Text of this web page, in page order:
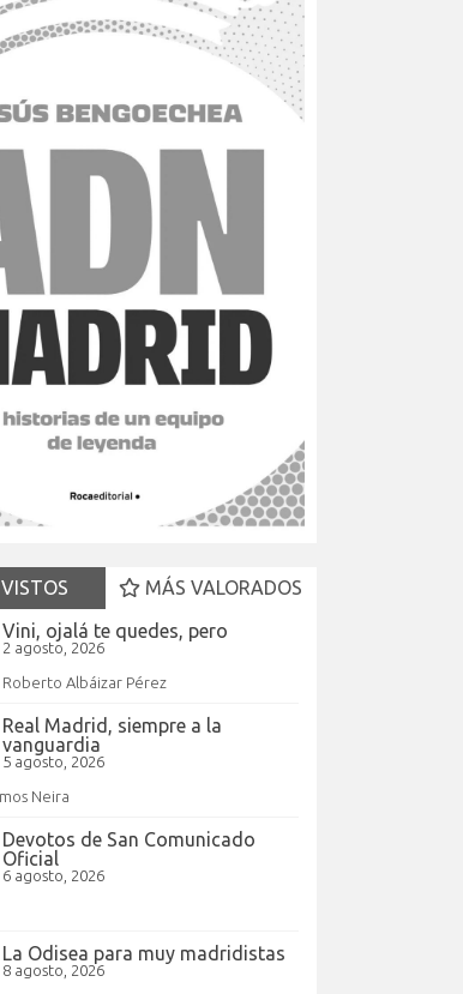
MÁS VALORADOS
Vini, ojalá te quedes, pero
2 agosto, 2026
Roberto Albáizar Pérez
Real Madrid, siempre a la
vanguardia
5 agosto, 2026
Neira
Devotos de San Comunicado
Oficial
6 agosto, 2026
La Odisea para muy madridistas
8 agosto, 2026